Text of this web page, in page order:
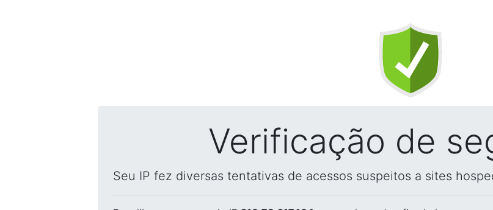
Verificação de
Seu IP fez diversas tentativas de acessos suspeitos a sites